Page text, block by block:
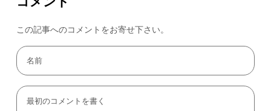
この記事へのコメントをお寄せ下さい。